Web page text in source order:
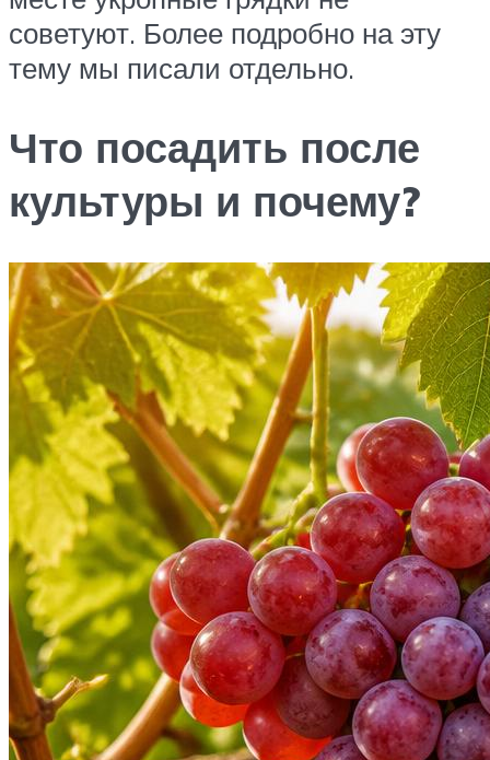
советуют. Более подробно на эту
тему мы писали отдельно.
Что посадить после
культуры и почему?